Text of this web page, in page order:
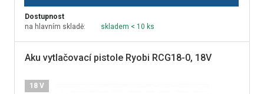
Dostupnost
na hlavním skladě:
skladem < 10 ks
Aku vytlačovací pistole Ryobi RCG18-0, 18V
18 V